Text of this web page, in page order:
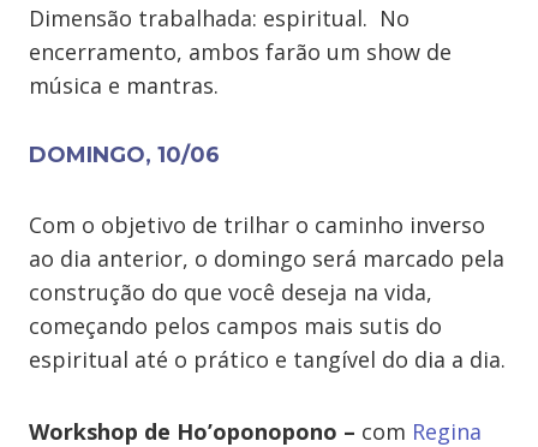
Dimensão trabalhada: espiritual. No
encerramento, ambos farão um show de
música e mantras.
DOMINGO, 10/06
Com o objetivo de trilhar o caminho inverso
ao dia anterior, o domingo será marcado pela
construção do que você deseja na vida,
começando pelos campos mais sutis do
espiritual até o prático e tangível do dia a dia.
Workshop de Ho’oponopono – com Regina